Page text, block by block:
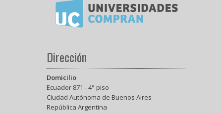
Dirección
Domicilio
Ecuador 871 - 4° piso
Ciudad Autónoma de Buenos Aires
República Argentina